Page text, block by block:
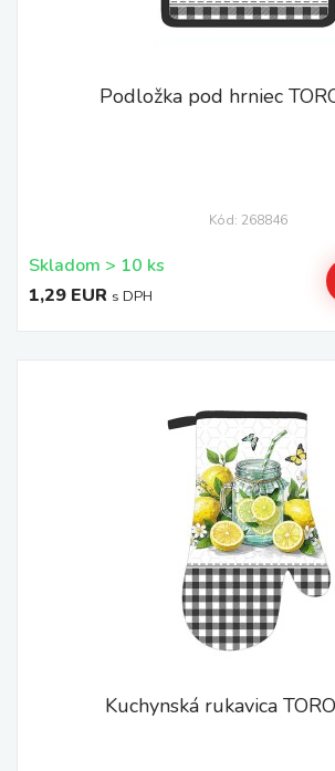
Podložka pod hrniec
Kód: 268846
Skladom > 10 ks
1,29 EUR s DPH
Kuchynská rukavica